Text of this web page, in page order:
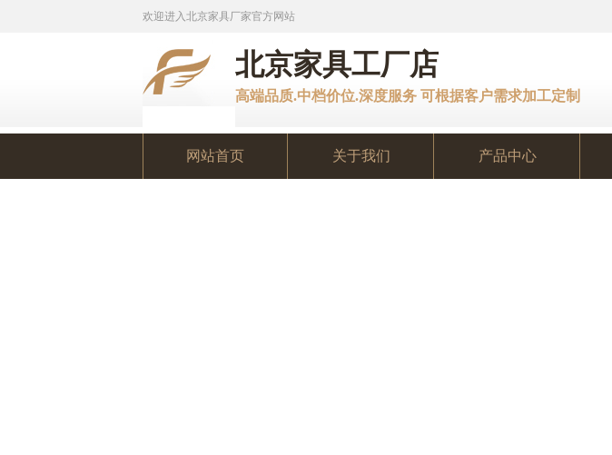
欢迎进入北京家具厂家官方网站
北京家具工厂店
高端品质.中档价位.深度服务 可根据客户需求加工定制
网站首页 关于我们 产品中心